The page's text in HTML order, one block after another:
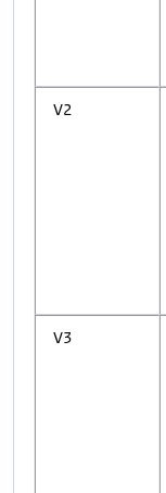
V2
V3